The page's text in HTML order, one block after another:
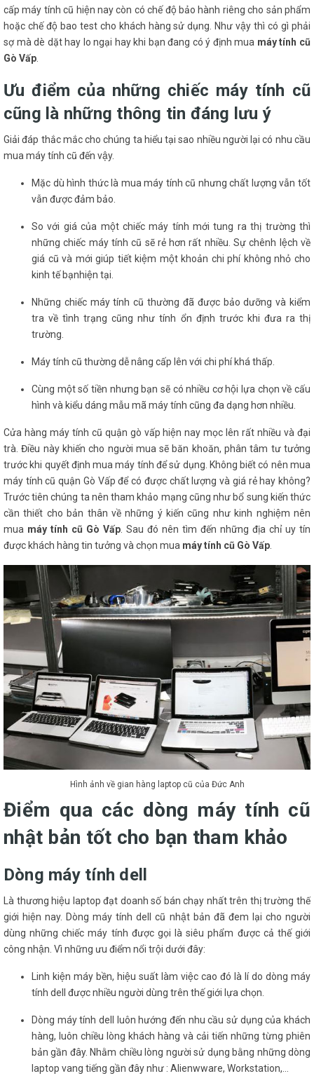
cấp máy tính cũ hiện nay còn có chế độ bảo hành riêng cho sản phẩm
hoặc chế độ bao test cho khách hàng sử dụng. Như vậy thì có gì phải
sợ mà dè dặt hay lo ngại hay khi bạn đang có ý định mua máy tính cũ
Gò Vấp
Ưu điểm của những chiếc máy tính cũ
cũng là những thông tin đáng lưu ý
Giải đáp thắc mắc cho chúng ta hiểu tại sao nhiều người lại có nhu cầu
mua máy tính cũ đến vậy.
Mặc dù hình thức là mua máy tính cũ nhưng chất lượng vẫn tốt
vẫn được đảm bảo.
So với giá của một chiếc máy tính mới tung ra thị trường thì
những chiếc máy tính cũ sẽ rẻ hơn rất nhiều. Sự chênh lệch về
giá cũ và mới giúp tiết kiệm một khoản chi phí không nhỏ cho
kinh tế bạnhiện tại.
Những chiếc máy tính cũ thường đã được bảo dưỡng và kiểm
tra về tình trạng cũng như tính ổn định trước khi đưa ra thị
trường.
Máy tính cũ thường dễ nâng cấp lên với chi phí khá thấp.
Cùng một số tiền nhưng bạn sẽ có nhiều cơ hội lựa chọn về cấu
hình và kiểu dáng mẫu mã máy tính cũng đa dạng hơn nhiều.
Cửa hàng máy tính cũ quận gò vấp hiện nay mọc lên rất nhiều và đại
trà. Điều này khiến cho người mua sẽ băn khoăn, phân tâm tư tưởng
trước khi quyết định mua máy tính để sử dụng. Không biết có nên mua
máy tính cũ quận Gò Vấp để có được chất lượng và giá rẻ hay không?
Trước tiên chúng ta nên tham khảo mạng cũng như bổ sung kiến thức
cần thiết cho bản thân về những ý kiến cũng như kinh nghiệm nên
mua máy tính cũ Gò Vấp . Sau đó nên tìm đến những địa chỉ uy tín
được khách hàng tin tưởng và chọn mua máy tính cũ Gò Vấp
Hình ảnh về gian hàng laptop cũ của Đức Anh
Điểm qua các dòng máy tính cũ
nhật bản tốt cho bạn tham khảo
Dòng máy tính dell
Là thương hiệu laptop đạt doanh số bán chạy nhất trên thị trường thế
giới hiện nay. Dòng máy tính dell cũ nhật bản đã đem lại cho người
dùng những chiếc máy tính được gọi là siêu phẩm được cả thế giới
công nhận. Vì những ưu điểm nổi trội dưới đây:
Linh kiện máy bền, hiệu suất làm việc cao đó là lí do dòng máy
tính dell được nhiều người dùng trên thế giới lựa chọn.
Dòng máy tính dell luôn hướng đến nhu cầu sử dụng của khách
hàng, luôn chiều lòng khách hàng và cải tiến những từng phiên
bản gần đây. Nhằm chiều lòng người sử dụng bằng những dòng
laptop vang tiếng gần đây như : Alienwware, Workstation,…